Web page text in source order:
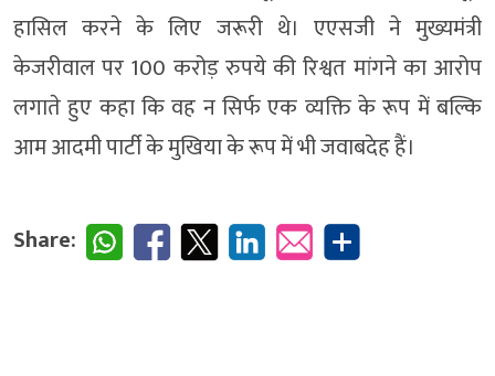
हासिल करने के लिए जरूरी थे। एएसजी ने मुख्यमंत्री
केजरीवाल पर 100 करोड़ रुपये की रिश्वत मांगने का आरोप
लगाते हुए कहा कि वह न सिर्फ एक व्यक्ति के रूप में बल्कि
आम आदमी पार्टी के मुखिया के रूप में भी जवाबदेह हैं।
Share: